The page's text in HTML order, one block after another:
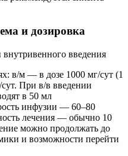
и дозировка
введения
в/м — в дозе 1000 мг/сут (1
При в/в введении
в 50 мл
инфузии — 60–80
лечения — обычно 10
можно продолжать до
и возможности перейти